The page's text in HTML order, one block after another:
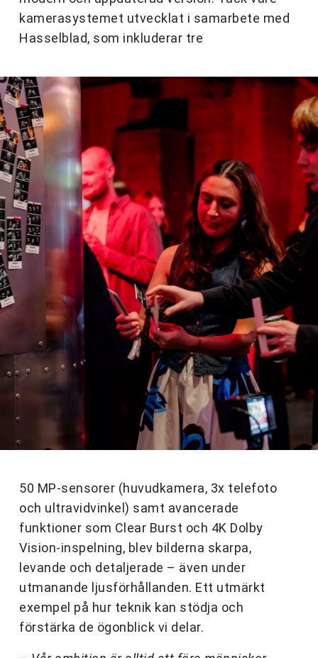
kamerasystemet utvecklat i samarbete med
Hasselblad, som inkluderar tre
50 MP-sensorer (huvudkamera, 3x telefoto
och ultravidvinkel) samt avancerade
funktioner som Clear Burst och 4K Dolby
Vision-inspelning, blev bilderna skarpa,
levande och detaljerade – även under
utmanande ljusförhållanden. Ett utmärkt
exempel på hur teknik kan stödja och
förstärka de ögonblick vi delar.